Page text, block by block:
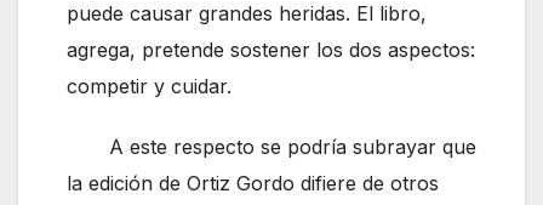
puede causar grandes heridas. El libro,
agrega, pretende sostener los dos aspectos:
competir y cuidar.
A este respecto se podría subrayar que
la edición de Ortiz Gordo difiere de otros